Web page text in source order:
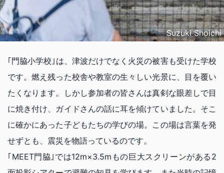
Suzuki Shoichi
｢門脇小学校｣は、津波だけでなく火災の被害も受けた学校
です。燃え残った校舎や教室の生々しい光景に、目を覆い
たくなります。しかし参加者の皆さんは真剣な眼差しで目
に焼き付け、ガイドさんの話に耳を傾けていました。そこ
に確かにあった子どもたちの学びの場。この場は言葉を発
せずとも、震災を物語っているのです。
｢MEET門脇｣では12m×3.5mもの巨大スクリーンがある2